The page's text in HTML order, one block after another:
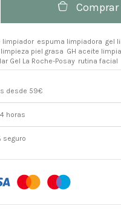
Comprar
limpiador espuma limpiadora gel
limpieza piel grasa GH aceite
Gel La Roche-Posay rutina facial
desde 59€
horas
seguro